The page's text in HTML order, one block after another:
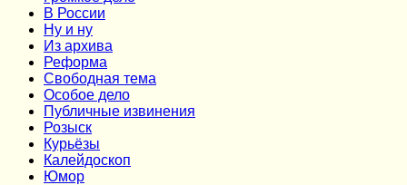
В России
Ну и ну
Из архива
Реформа
Cвободная тема
Особое дело
Публичные извинения
Розыск
Курьёзы
Калейдоскоп
Юмор